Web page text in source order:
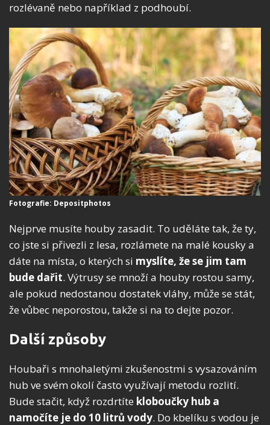
rozlévaně nebo například z podhoubí.
Fotografie: Depositphotos
Nejprve musíte houby zasadit. To uděláte tak, že ty,
co jste si přivezli z lesa, rozlámete na malé kousky a
dáte na místa, o kterých si myslíte, že se jim tam
bude dařit. Výtrusy se množí a houby rostou samy,
ale pokud nedostanou dostatek vláhy, může se stát,
že vůbec neporostou, takže si na to dejte pozor.
Další způsoby
Houbaři s mnohaletými zkušenostmi s vysazováním
hub ve svém okolí často využívají metodu rozlití.
Bude stačit, když rozdrtíte kloboučky hub a
namočíte je do 10 litrů vody. Do kbelíku s vodou je